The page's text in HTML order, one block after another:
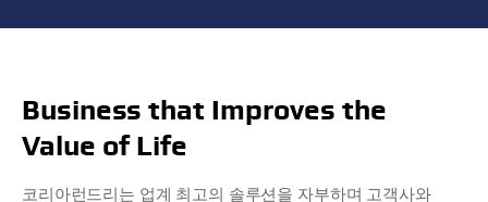
Business that Improves the
Value of Life
코리아런드리는 업계 최고의 솔루션을 자부하며 고객사와